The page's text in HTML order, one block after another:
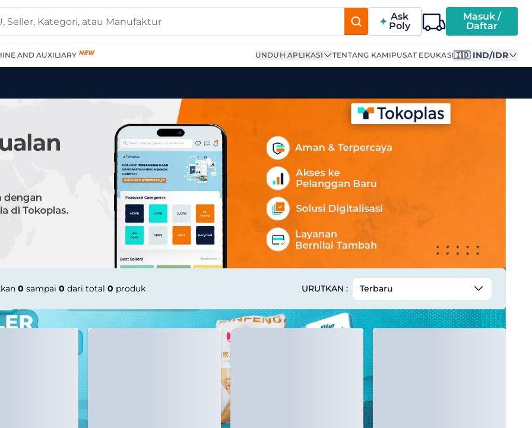
Ask
Poly
Masuk /
Daftar
AND AUXILIARY UNDUH APLIKASI TENTANG KAMIPUSAT EDUKASI🇮🇩 IND/IDR
0 sampai 0 dari total 0 produk URUTKAN : Terbaru